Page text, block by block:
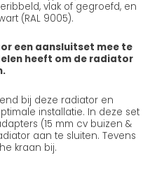
vlak of gegroefd, en
(RAL 9005).
een aansluitset mee te
heeft om de radiator
bij deze radiator en
installatie. In deze set
(15 mm cv buizen &
aan te sluiten. Tevens
kraan bij.